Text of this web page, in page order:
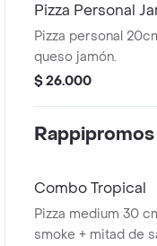
Pizza Personal
Pizza personal
queso jamón.
$ 26.000
Rappipromos
Combo Tropical
Pizza medium 30
smoke + mitad de